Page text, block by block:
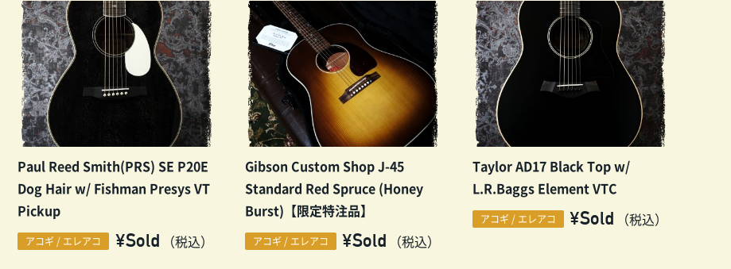
Paul Reed Smith(PRS) SE P20E
Dog Hair w/ Fishman Presys VT
Pickup
アコギ / エレアコ ¥Sold （税込）
Gibson Custom Shop J-45
Standard Red Spruce (Honey
Burst)【限定特注品】
アコギ / エレアコ ¥Sold （税込）
Taylor AD17 Black Top w/
L.R.Baggs Element VTC
アコギ / エレアコ ¥Sold （税込）